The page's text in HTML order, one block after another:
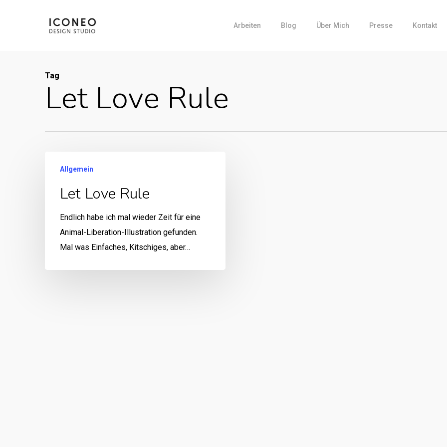
Arbeiten Blog Über Mich Presse Kontakt
Tag
Let Love Rule
Allgemein
Let Love Rule
Endlich habe ich mal wieder Zeit für eine
Animal-Liberation-Illustration gefunden.
Mal was Einfaches, Kitschiges, aber…